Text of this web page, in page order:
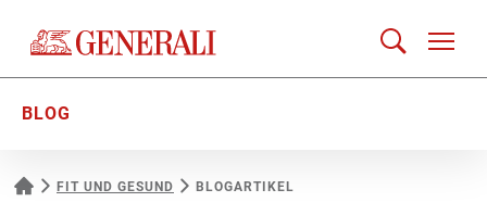
BLOG
FIT UND GESUND BLOGARTIKEL